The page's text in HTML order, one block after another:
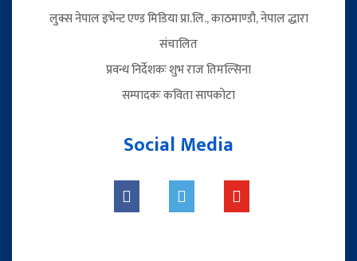
लुक्स नेपाल इभेन्ट एण्ड मिडिया प्रा.लि., काठमाण्डौ, नेपाल द्धारा
संचालित
प्रवन्ध निर्देशकः शुभ राज तिमल्सिना
सम्पादकः कविता सापकोटा
Social Media